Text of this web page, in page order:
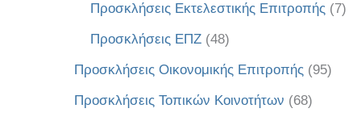
Προσκλήσεις Εκτελεστικής Επιτροπής (7)
Προσκλήσεις ΕΠΖ (48)
Προσκλήσεις Οικονομικής Επιτροπής (95)
Προσκλήσεις Τοπικών Κοινοτήτων (68)